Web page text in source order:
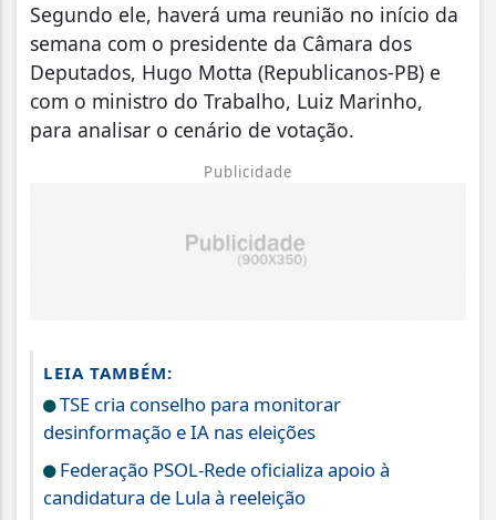
Segundo ele, haverá uma reunião no início da
semana com o presidente da Câmara dos
Deputados, Hugo Motta (Republicanos-PB) e
com o ministro do Trabalho, Luiz Marinho,
para analisar o cenário de votação.
Publicidade
LEIA TAMBÉM:
TSE cria conselho para monitorar
desinformação e IA nas eleições
Federação PSOL-Rede oficializa apoio à
candidatura de Lula à reeleição